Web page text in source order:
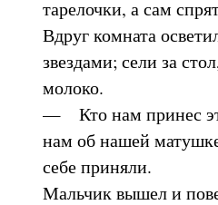
тарелочки, а сам
Вдруг комната
звездами; сели за
молоко.
— Кто нам принес
нам об нашей
себе приняли.
Мальчик вышел и